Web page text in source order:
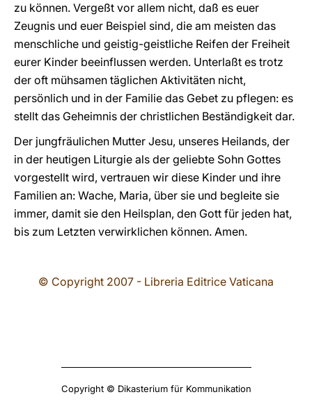
zu können. Vergeßt vor allem nicht, daß es euer
Zeugnis und euer Beispiel sind, die am meisten das
menschliche und geistig-geistliche Reifen der Freiheit
eurer Kinder beeinflussen werden. Unterlaßt es trotz
der oft mühsamen täglichen Aktivitäten nicht,
persönlich und in der Familie das Gebet zu pflegen: es
stellt das Geheimnis der christlichen Beständigkeit dar.
Der jungfräulichen Mutter Jesu, unseres Heilands, der
in der heutigen Liturgie als der geliebte Sohn Gottes
vorgestellt wird, vertrauen wir diese Kinder und ihre
Familien an: Wache, Maria, über sie und begleite sie
immer, damit sie den Heilsplan, den Gott für jeden hat,
bis zum Letzten verwirklichen können. Amen.
© Copyright 2007 - Libreria Editrice Vaticana
Copyright © Dikasterium für Kommunikation